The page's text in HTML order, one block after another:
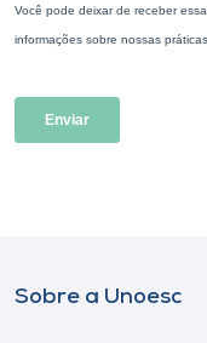
Sobre a Unoesc